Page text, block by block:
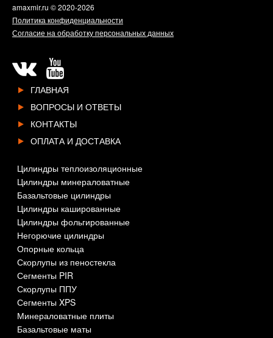
amaxmir.ru © 2020-2026
Политика конфиденциальности
Согласие на обработку персональных данных
ГЛАВНАЯ
ВОПРОСЫ И ОТВЕТЫ
КОНТАКТЫ
ОПЛАТА И ДОСТАВКА
Цилиндры теплоизоляционные
Цилиндры минераловатные
Базальтовые цилиндры
Цилиндры кашированные
Цилиндры фольгированные
Негорючие цилиндры
Опорные кольца
Скорлупы из пеностекла
Сегменты PIR
Скорлупы ППУ
Сегменты XPS
Минераловатные плиты
Базальтовые маты